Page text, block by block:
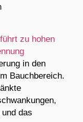
zu hohen
in den
Bauchbereich.
das